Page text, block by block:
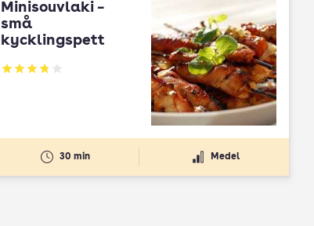
Minisouvlaki –
små
kycklingspett
Betyg: 3.82 av 5
30 min Medel